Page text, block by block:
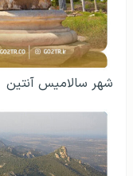
شهر سالامیس آنتین